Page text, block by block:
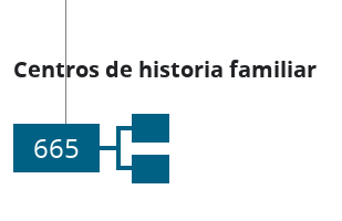
Centros de historia familiar
665